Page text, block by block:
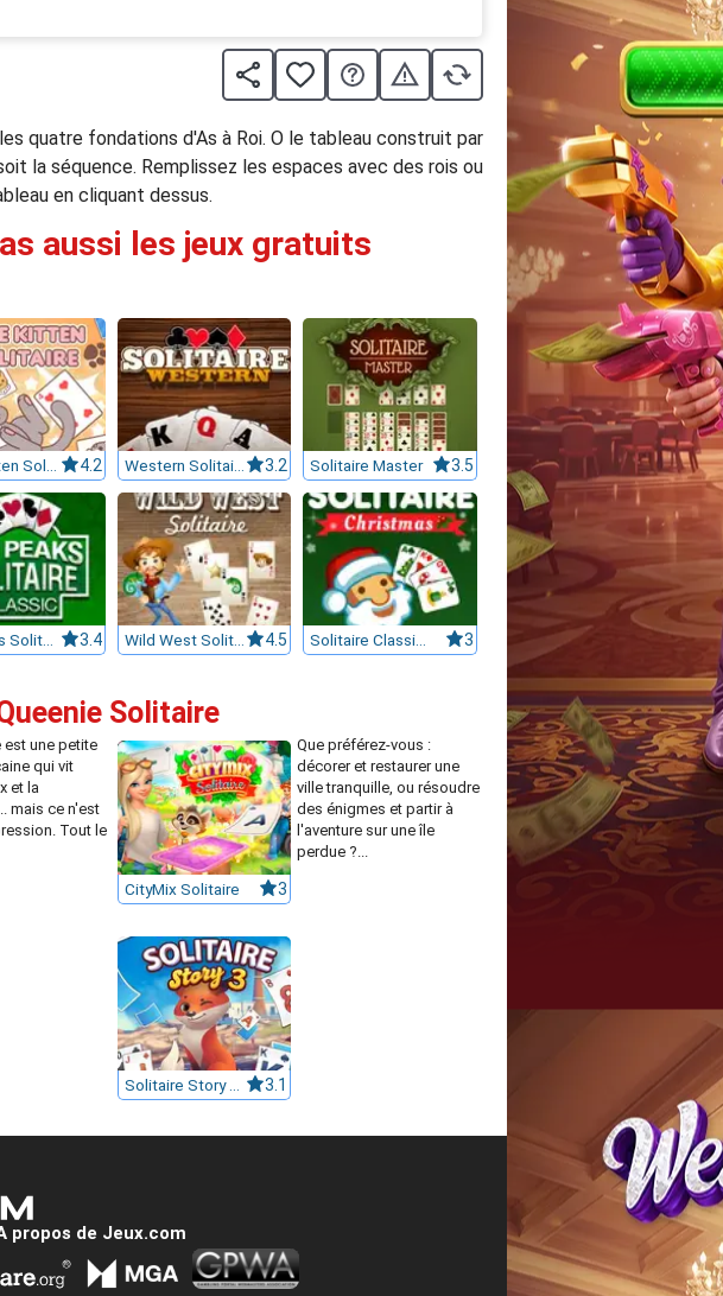
quatre fondations d'As à Roi. O le tableau construit par
la séquence. Remplissez les espaces avec des rois ou
en cliquant dessus.
aussi les jeux gratuits
Cute Kitten Solitaire 4.2 Western Solitaire 3.2 Solitaire Master 3.5
Tri Peaks Solitaire Classic 3.4 Wild West Solitaire 4.5 Solitaire Classic Christmas 3
Solitaire
une petite
qui vit
et la
mais ce n'est
Tout le
CityMix Solitaire 3
Que préférez-vous :
décorer et restaurer une
ville tranquille, ou résoudre
des énigmes et partir à
l'aventure sur une île
perdue ?...
3.1
propos de Jeux.com